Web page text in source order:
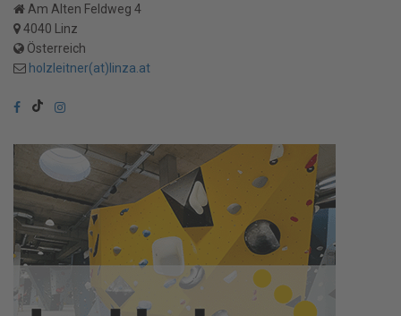
Am Alten Feldweg 4
4040 Linz
Österreich
holzleitner(at)linza.at